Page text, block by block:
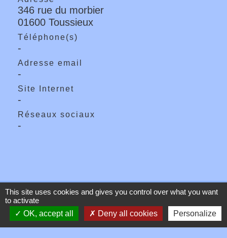
346 rue du morbier
01600 Toussieux
Téléphone(s)
-
Adresse email
-
Site Internet
-
Réseaux sociaux
-
Contacts
Commune de Toussieux
346, Route du Morbier
This site uses cookies and gives you control over what you want
to activate
OK, accept all
Deny all cookies Personalize